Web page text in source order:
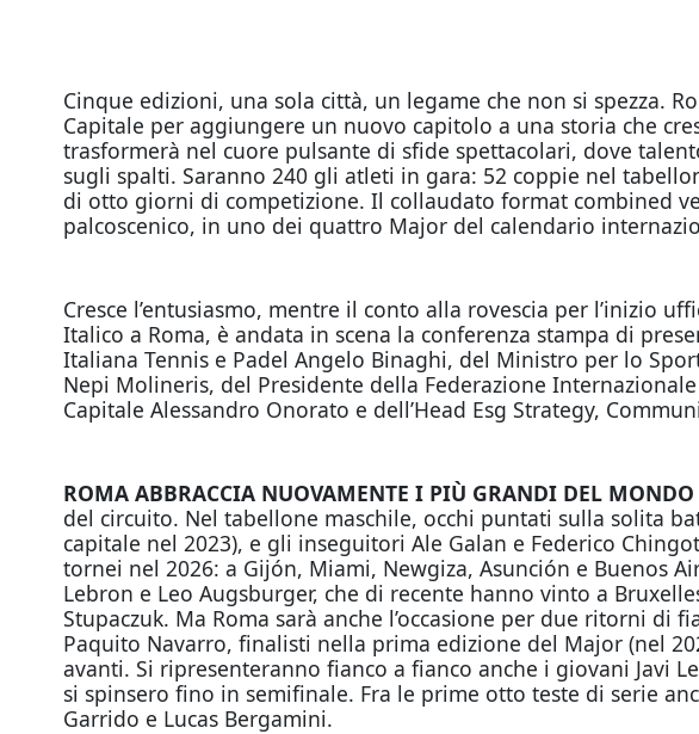
Cinque edizioni, una sola città, un legame che non si spezza.
Capitale per aggiungere un nuovo capitolo a una storia che
trasformerà nel cuore pulsante di sfide spettacolari, dove
sugli spalti. Saranno 240 gli atleti in gara: 52 coppie nel
di otto giorni di competizione. Il collaudato format combined
palcoscenico, in uno dei quattro Major del calendario
Cresce l’entusiasmo, mentre il conto alla rovescia per l’inizio
Italico a Roma, è andata in scena la conferenza stampa di
Italiana Tennis e Padel Angelo Binaghi, del Ministro per lo
Nepi Molineris, del Presidente della Federazione
Capitale Alessandro Onorato e dell’Head Esg Strategy,
ROMA ABBRACCIA NUOVAMENTE I PIÙ GRANDI DEL MONDO
del circuito. Nel tabellone maschile, occhi puntati sulla solita
capitale nel 2023), e gli inseguitori Ale Galan e Federico
tornei nel 2026: a Gijón, Miami, Newgiza, Asunción e Buenos
Lebron e Leo Augsburger, che di recente hanno vinto a
Stupaczuk. Ma Roma sarà anche l’occasione per due ritorni
Paquito Navarro, finalisti nella prima edizione del Major (nel
avanti. Si ripresenteranno fianco a fianco anche i giovani Javi
si spinsero fino in semifinale. Fra le prime otto teste di serie
Garrido e Lucas Bergamini.